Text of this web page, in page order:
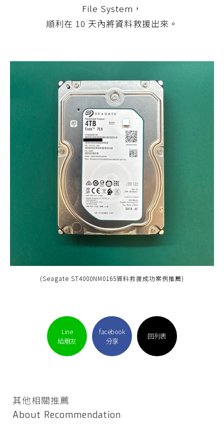
File System，
順利在 10 天內將資料救援出來。
(Seagate ST4000NM0165資料救援成功案例推薦)
Line
給朋友
facebook
分享
回列表
其他相關推薦
About Recommendation